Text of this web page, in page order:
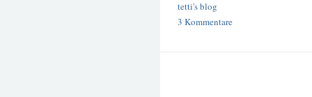
tetti's blog
3 Kommentare